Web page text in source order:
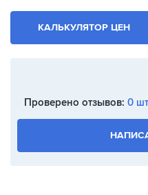
КАЛЬКУЛЯТОР ЦЕН
Проверено отзывов: 0